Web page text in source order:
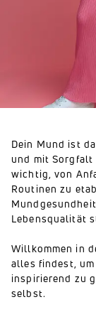
Dein Mund ist
und mit Sorgfalt
wichtig, von
Routinen zu
Lebensqualität
Willkommen in
alles findest,
inspirierend zu
selbst.